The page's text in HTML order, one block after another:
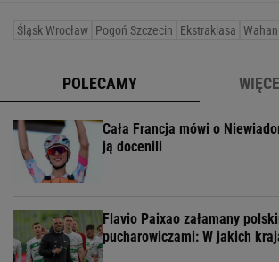
Śląsk Wrocław Pogoń Szczecin Ekstraklasa
POLECAMY
Cała Francja mówi o
ją docenili
Flavio Paixao załamany
pucharowiczami: W jakich